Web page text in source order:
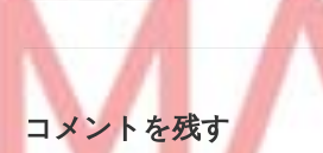
コメントを残す